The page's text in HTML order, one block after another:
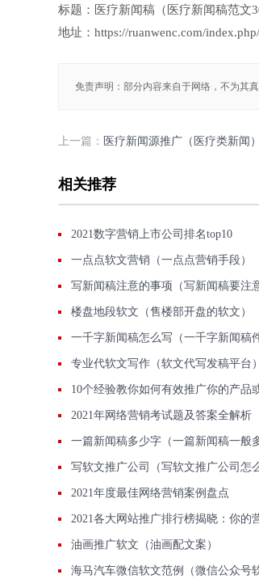
标题：医疗新闻稿（医疗新闻稿范文
地址：https://ruanwenc.com/
免责声明：部分内容来自于网络，不为其
上一篇： 医疗新闻源推广（医疗类新闻）
相关推荐
2021数字营销上市公司排名top10
一点点软文营销（一点点营销手段）
写新闻稿注意的事项（写新闻稿要注
楼盘地段软文（售楼部开盘的软文）
一千字新闻稿怎么写（一千字新闻稿
专业代软文写作（软文代写发稿平台）
10个经验教你如何有效推广你的产品
2021年网络营销考试题及答案全解析
一篇新闻稿多少字（一篇新闻稿一般
写软文推广公司（写软文推广公司怎
2021年度最佳网络营销案例盘点
油画推广软文（油画配文案）